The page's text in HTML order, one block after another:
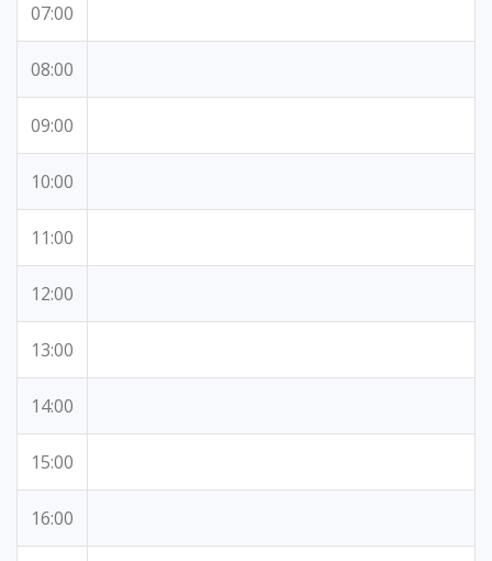
07:00
08:00
09:00
10:00
11:00
12:00
13:00
14:00
15:00
16:00